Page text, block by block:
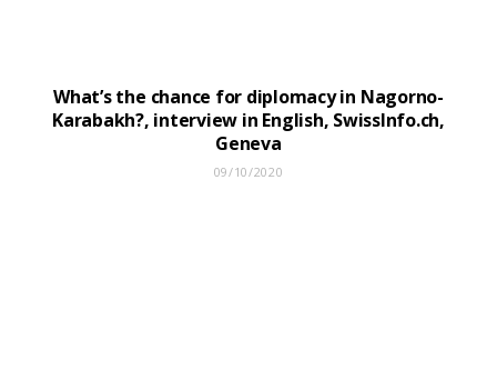
What’s the chance for diplomacy in Nagorno-
Karabakh?, interview in English, SwissInfo.ch,
Geneva
09/10/2020